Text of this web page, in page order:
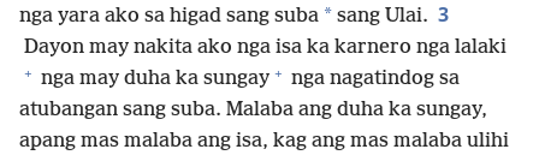
nga yara ako sa higad sang suba * sang Ulai. 3
Dayon may nakita ako nga isa ka karnero nga lalaki
+ nga may duha ka sungay + nga nagatindog sa
atubangan sang suba. Malaba ang duha ka sungay,
apang mas malaba ang isa, kag ang mas malaba ulihi